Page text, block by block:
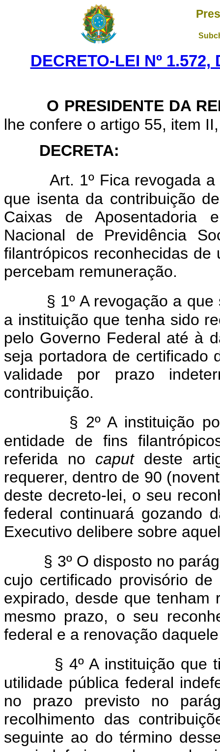
DECRETO-LEI Nº 1.572,
O PRESIDENTE DA
lhe confere o artigo 55, item
DECRETA:
Art. 1º Fica revogada a
que isenta da contribuição
Caixas de Aposentadoria
Nacional de Previdência
filantrópicos reconhecidas
percebam remuneração.
§ 1º A revogação a que
a instituição que tenha sido
pelo Governo Federal até à
seja portadora de certificado
validade por prazo
contribuição.
§ 2º A instituição
entidade de fins
referida no caputdeste
requerer, dentro de 90
deste decreto-lei, o seu
federal continuará gozando
Executivo delibere sobre
§ 3º O disposto no
cujo certificado provisório
expirado, desde que tenham
mesmo prazo, o seu
federal e a renovação
§ 4º A instituição que
utilidade pública federal
no prazo previsto no
recolhimento das
seguinte ao do término